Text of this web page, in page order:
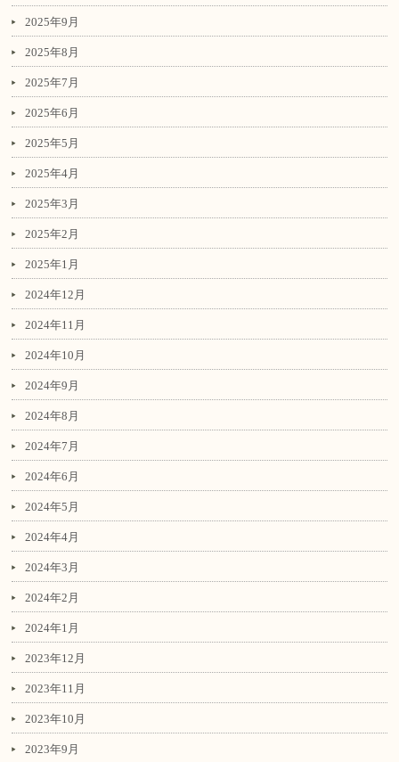
2025年9月
2025年8月
2025年7月
2025年6月
2025年5月
2025年4月
2025年3月
2025年2月
2025年1月
2024年12月
2024年11月
2024年10月
2024年9月
2024年8月
2024年7月
2024年6月
2024年5月
2024年4月
2024年3月
2024年2月
2024年1月
2023年12月
2023年11月
2023年10月
2023年9月